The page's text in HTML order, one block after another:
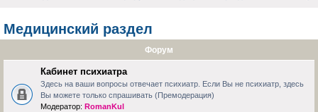
Медицинский раздел
Форум
Кабинет психиатра
Здесь на ваши вопросы отвечает психиатр. Если Вы не психиатр, здесь
Вы можете только спрашивать (Премодерация)
Модератор: RomanKul